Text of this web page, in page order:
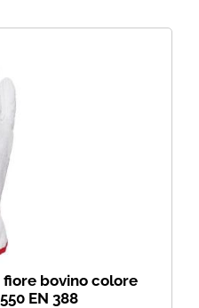
bovino colore
EN 388